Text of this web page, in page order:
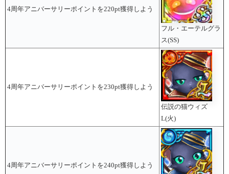
4周年アニバーサリーポイントを220pt獲得しよう
フル・エーテルグラ
ス(SS)
4周年アニバーサリーポイントを230pt獲得しよう
伝説の猫ウィズ
L(火)
4周年アニバーサリーポイントを240pt獲得しよう